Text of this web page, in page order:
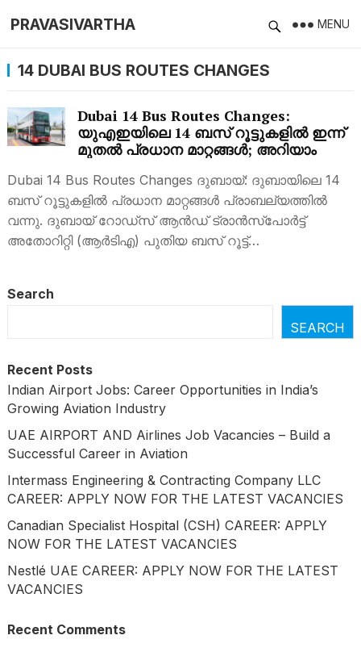
PRAVASIVARTHA MENU
14 DUBAI BUS ROUTES CHANGES
Dubai 14 Bus Routes Changes:
യുഎഇയിലെ 14 ബസ് റൂട്ടുകളിൽ ഇന്ന്
മുതൽ പ്രധാന മാറ്റങ്ങൾ; അറിയാം
Dubai 14 Bus Routes Changes ദുബായ്: ദുബായിലെ 14
ബസ് റൂട്ടുകളിൽ പ്രധാന മാറ്റങ്ങൾ പ്രാബല്യത്തിൽ
വന്നു. ദുബായ് റോഡ്സ് ആൻഡ് ട്രാൻസ്പോർട്ട്
അതോറിറ്റി (ആർ‌ടി‌എ) പുതിയ ബസ് റൂട്ട്…
Search
SEARCH
Recent Posts
Indian Airport Jobs: Career Opportunities in India’s
Growing Aviation Industry
UAE AIRPORT AND Airlines Job Vacancies – Build a
Successful Career in Aviation
Intermass Engineering & Contracting Company LLC
CAREER: APPLY NOW FOR THE LATEST VACANCIES
Canadian Specialist Hospital (CSH) CAREER: APPLY
NOW FOR THE LATEST VACANCIES
Nestlé UAE CAREER: APPLY NOW FOR THE LATEST
VACANCIES
Recent Comments